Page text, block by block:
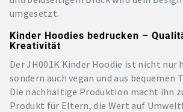
umgesetzt.
Kinder Hoodies bedrucken –
Kreativität
Der JH001K Kinder Hoodie ist nicht nur
sondern auch vegan und aus
Die nachhaltige Produktion macht ihn
Produkt für Eltern, die Wert auf